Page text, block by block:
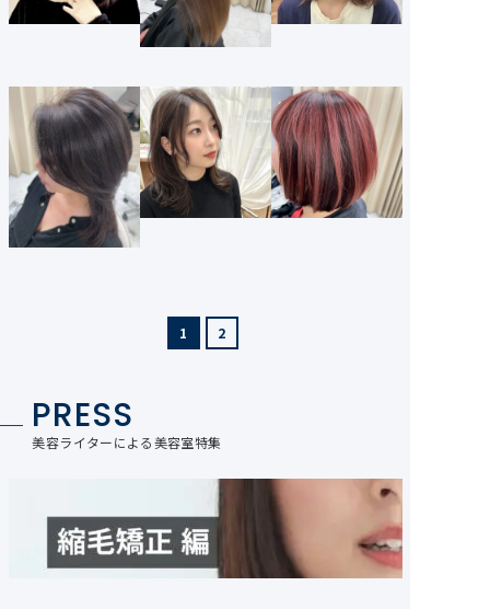
1 2
PRESS
美容ライターによる美容室特集